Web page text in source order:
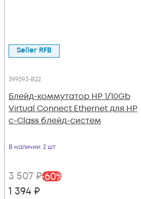
Seller RFB
399593-B22
Блейд-коммутатор HP 1/10Gb
Virtual Connect Ethernet для HP
c-Class блейд-систем
В наличии: 2 шт
3 507 ₽-60%
1 394 ₽